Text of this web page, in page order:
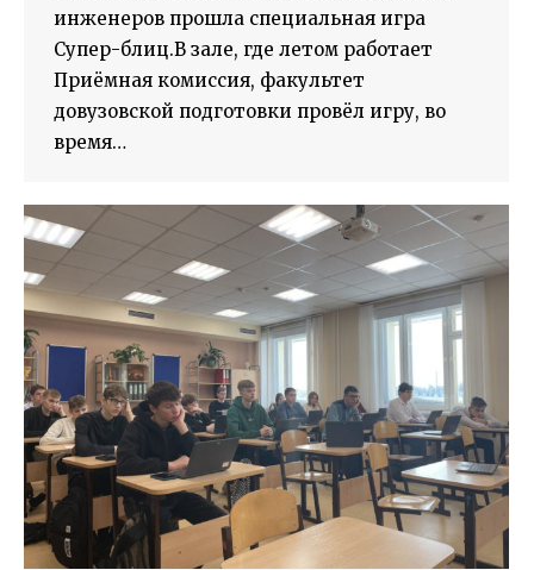
инженеров прошла специальная игра
Супер-блиц.В зале, где летом работает
Приёмная комиссия, факультет
довузовской подготовки провёл игру, во
время…